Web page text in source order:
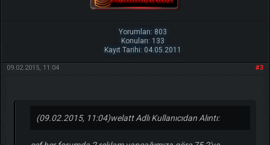
Yorumları: 803
Konuları: 133
Kayıt Tarihi: 04.05.2011
#3
09.02.2015, 11:04
(09.02.2015, 11:04)welatt Adlı Kullanıcıdan Alıntı: